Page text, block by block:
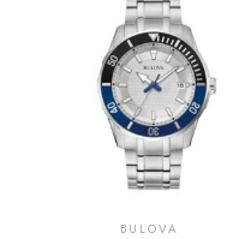
BULOVA